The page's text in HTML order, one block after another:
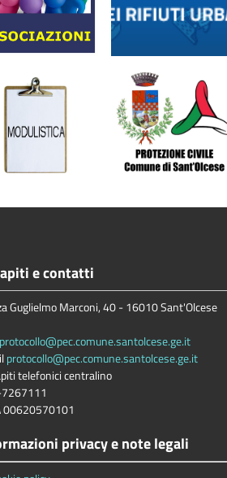
e contatti
Guglielmo Marconi, 40 - 16010 Sant'Olcese
protocollo@pec.comune.santolcese.ge.it
protocollo@pec.comune.santolcese.ge.it
telefonici centralino
00620570101
privacy e note legali